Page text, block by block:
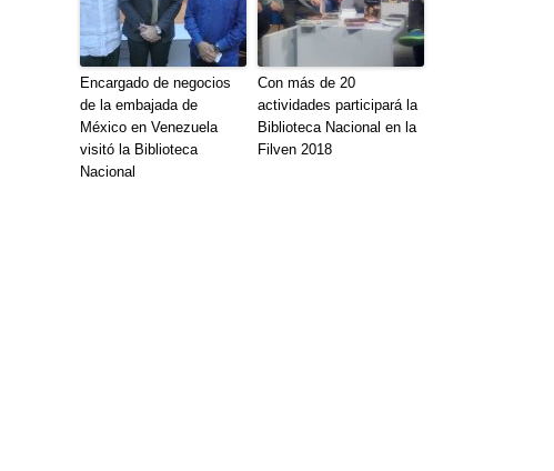
Encargado de negocios
de la embajada de
México en Venezuela
visitó la Biblioteca
Nacional
Con más de 20
actividades participará la
Biblioteca Nacional en la
Filven 2018